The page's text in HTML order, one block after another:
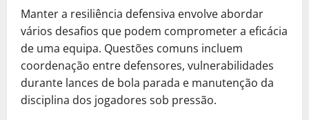
Manter a resiliência defensiva envolve abordar
vários desafios que podem comprometer a eficácia
de uma equipa. Questões comuns incluem
coordenação entre defensores, vulnerabilidades
durante lances de bola parada e manutenção da
disciplina dos jogadores sob pressão.